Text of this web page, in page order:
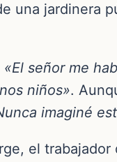
una jardinera
«El señor me
niños».
imaginé
el